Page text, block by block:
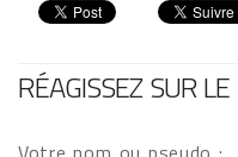
RÉAGISSEZ SUR